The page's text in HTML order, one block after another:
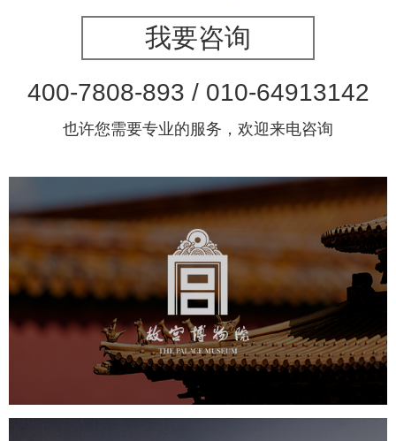
我要咨询
400-7808-893 / 010-64913142
也许您需要专业的服务，欢迎来电咨询
故宫博物院
文化艺术 博物馆 智慧博物馆
博物馆网站建设
景区网站建设
文创商城 万能专题 网站代运营